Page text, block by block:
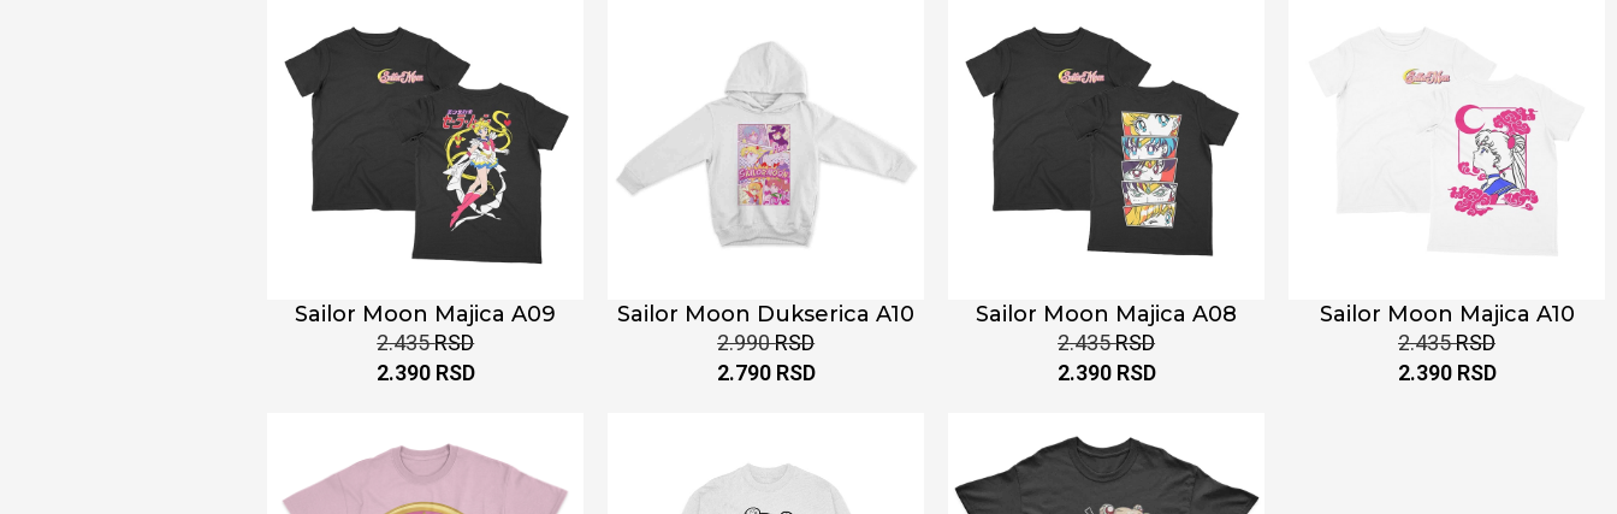
Sailor Moon Majica A09
2.435RSD
2.390 RSD
Sailor Moon Dukserica A10
2.990RSD
2.790 RSD
Sailor Moon Majica A08
2.435RSD
2.390 RSD
Sailor Moon Majica A10
2.435RSD
2.390 RSD